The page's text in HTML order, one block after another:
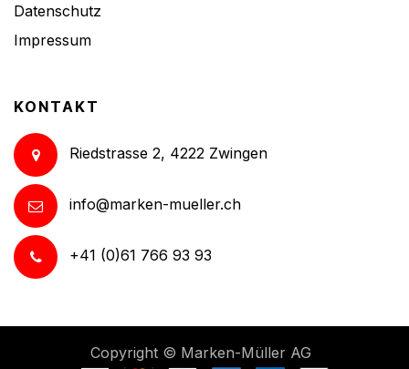
Datenschutz
Impressum
KONTAKT
Riedstrasse 2, 4222 Zwingen
info@marken-mueller.ch
+41 (0)61 766 93 93
Copyright © Marken-Müller AG